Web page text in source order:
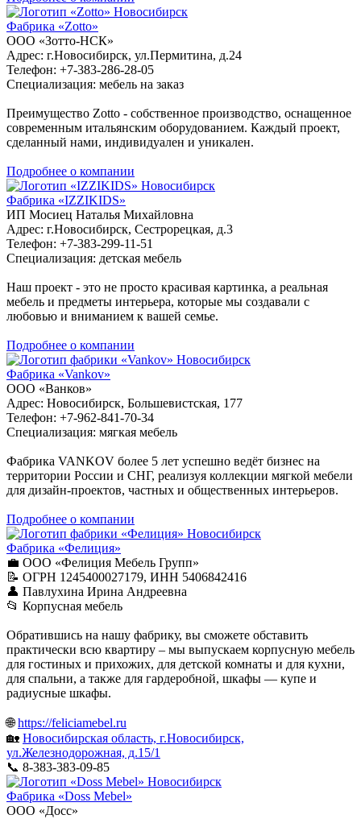
Новосибирск
Фабрика «Zotto»
ООО «Зотто-НСК»
Адрес: г.Новосибирск, ул.Пермитина, д.24
Телефон: +7-383-286-28-05
Специализация: мебель на заказ
Преимущество Zotto - собственное производство, оснащенное
современным итальянским оборудованием. Каждый проект,
сделанный нами, индивидуален и уникален.
Подробнее о компании
Новосибирск
Фабрика «IZZIKIDS»
ИП Мосиец Наталья Михайловна
Адрес: г.Новосибирск, Сестрорецкая, д.3
Телефон: +7-383-299-11-51
Специализация: детская мебель
Наш проект - это не просто красивая картинка, а реальная
мебель и предметы интерьера, которые мы создавали с
любовью и вниманием к вашей семье.
Подробнее о компании
Новосибирск
Фабрика «Vankov»
ООО «Ванков»
Адрес: Новосибирск, Большевистская, 177
Телефон: +7-962-841-70-34
Специализация: мягкая мебель
Фабрика VANKOV более 5 лет успешно ведёт бизнес на
территории России и СНГ, реализуя коллекции мягкой мебели
для дизайн-проектов, частных и общественных интерьеров.
Подробнее о компании
Новосибирск
Фабрика «Фелиция»
💼 ООО «Фелиция Мебель Групп»
📝 ОГРН 1245400027179, ИНН 5406842416
👤 Павлухина Ирина Андреевна
📂 Корпусная мебель
Обратившись на нашу фабрику, вы сможете обставить
практически всю квартиру – мы выпускаем корпусную мебель
для гостиных и прихожих, для детской комнаты и для кухни,
для спальни, а также для гардеробной, шкафы ― купе и
радиусные шкафы.
🌐https://feliciamebel.ru
🏡 Новосибирская область, г.Новосибирск,
ул.Железнодорожная, д.15/1
📞 8-383-383-09-85
Новосибирск
Фабрика «Doss Mebel»
ООО «Досс»